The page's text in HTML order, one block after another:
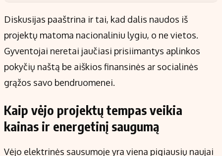
Diskusijas paaštrina ir tai, kad dalis naudos iš
projektų matoma nacionaliniu lygiu, o ne vietos.
Gyventojai neretai jaučiasi prisiimantys aplinkos
pokyčių naštą be aiškios finansinės ar socialinės
grąžos savo bendruomenei.
Kaip vėjo projektų tempas veikia
kainas ir energetinį saugumą
Vėjo elektrinės sausumoje yra viena pigiausių naujai